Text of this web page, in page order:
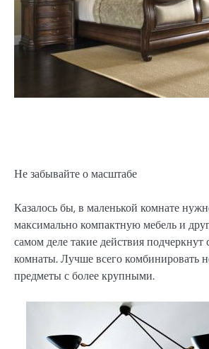
Не забывайте о масштабе
Казалось бы, в маленькой комнате
максимально компактную мебель и
самом деле такие действия
комнаты. Лучше всего комбинировать
предметы с более крупными.